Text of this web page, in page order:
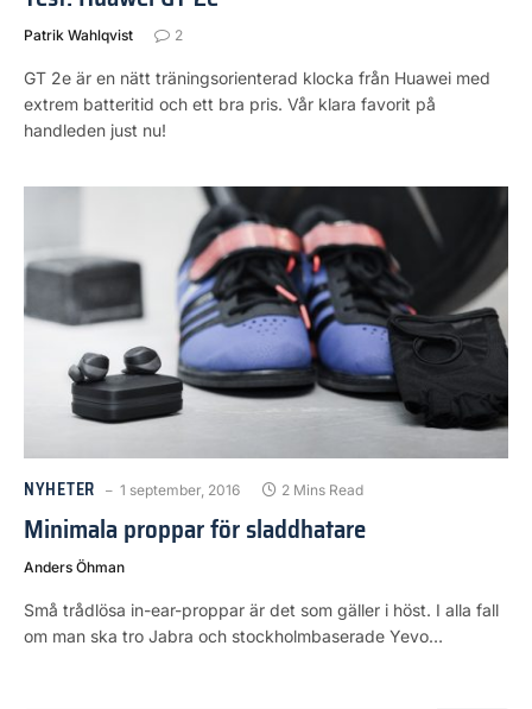
Patrik Wahlqvist 2
GT 2e är en nätt träningsorienterad klocka från Huawei med
extrem batteritid och ett bra pris. Vår klara favorit på
handleden just nu!
NYHETER 1 september, 2016 2 Mins Read
Minimala proppar för sladdhatare
Anders Öhman
Små trådlösa in-ear-proppar är det som gäller i höst. I alla fall
om man ska tro Jabra och stockholmbaserade Yevo…